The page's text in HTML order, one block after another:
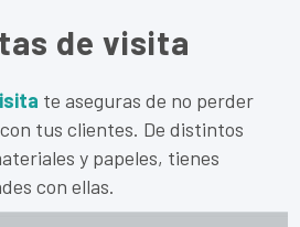
de visita
te aseguras de no perder
tus clientes. De distintos
y papeles, tienes
con ellas.